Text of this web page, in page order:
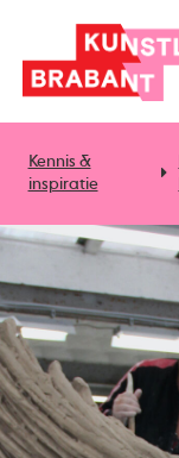
Kennis &
inspiratie